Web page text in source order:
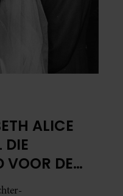
ALICE
DIE
VOOR DE
BABY